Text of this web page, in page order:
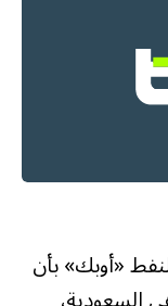
«أوبك» بأن